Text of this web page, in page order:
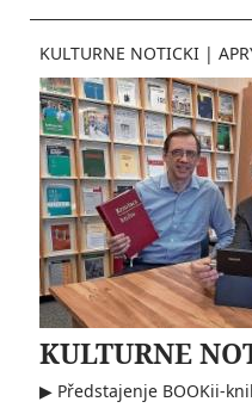
KULTURNE NOTICKI |
KULTURNE
▶ Předstajenje BOOKii-